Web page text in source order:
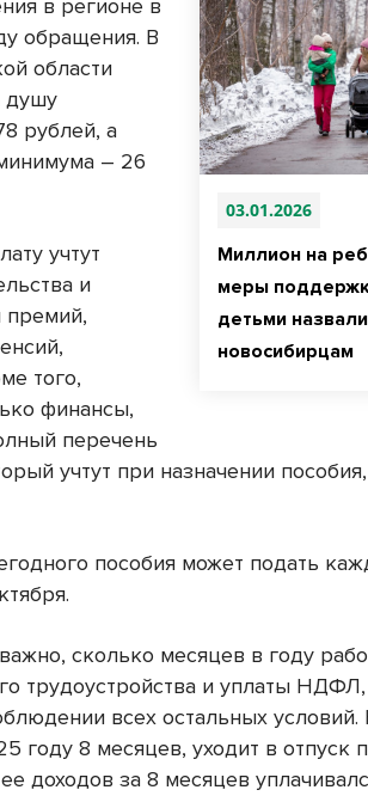
03.01.2026
Миллион на
меры
детьми назвали
новосибирцам
в регионе в
обращения. В
области
душу
рублей, а
– 26
учтут
и
премий,
того,
финансы,
перечень
учтут при назначении
пособия может подать
сколько месяцев в году
трудоустройства и уплаты
всех остальных
году 8 месяцев, уходит в отпуск
доходов за 8 месяцев